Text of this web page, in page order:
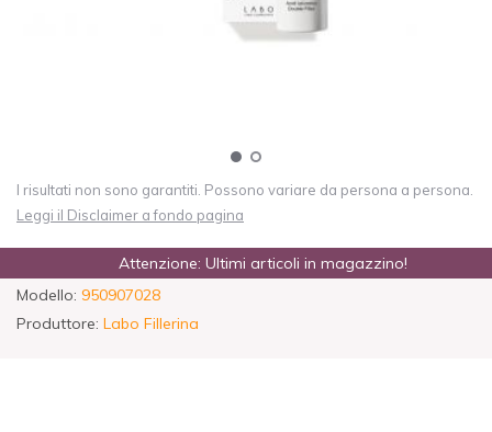
I risultati non sono garantiti. Possono variare da persona a persona.
Leggi il Disclaimer a fondo pagina
Attenzione: Ultimi articoli in magazzino!
Modello: 950907028
Produttore: Labo Fillerina